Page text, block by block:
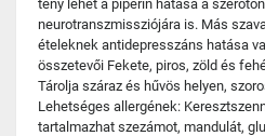
tény lehet a piperin hatása a
neurotranszmissziójára is. Más
ételeknek antidepresszáns hatása
összetevői Fekete, piros, zöld és
Tárolja száraz és hűvös helyen,
Lehetséges allergének:
tartalmazhat szezámot, mandulát,